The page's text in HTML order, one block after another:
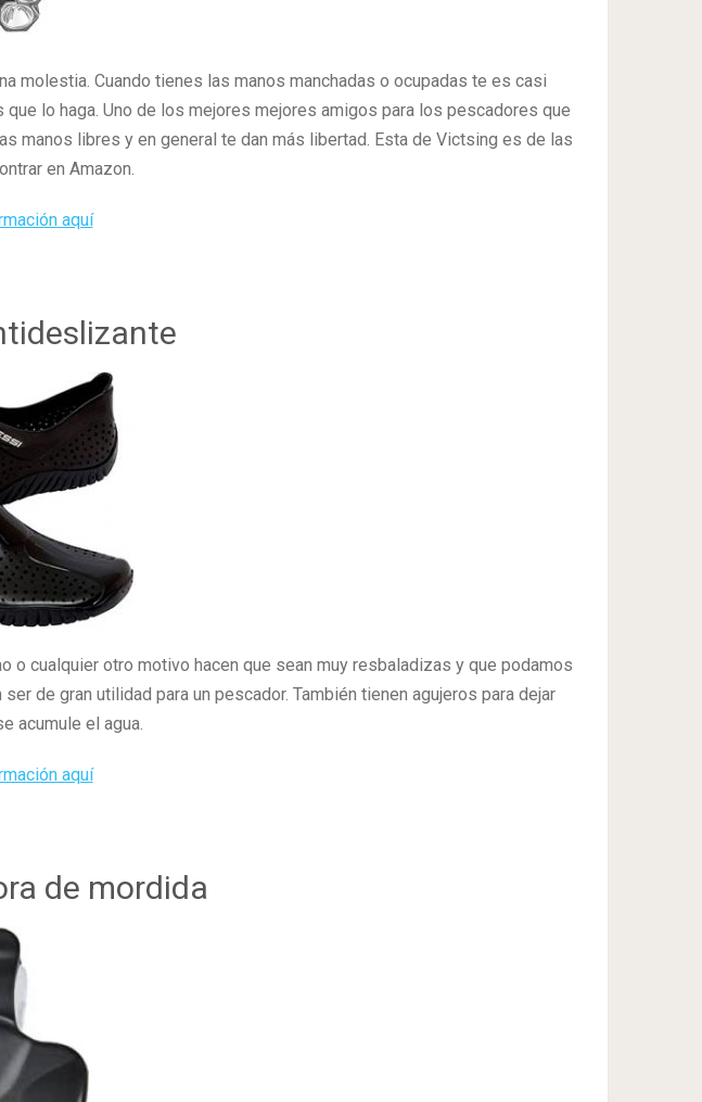
molestia. Cuando tienes las manos manchadas o ocupadas te es casi
lo haga. Uno de los mejores mejores amigos para los pescadores que
manos libres y en general te dan más libertad. Esta de Victsing es de las
en Amazon.
aquí
cualquier otro motivo hacen que sean muy resbaladizas y que podamos
de gran utilidad para un pescador. También tienen agujeros para dejar
acumule el agua.
aquí
de mordida